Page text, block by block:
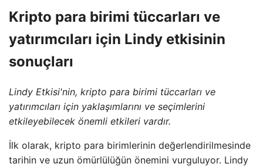
Kripto para birimi tüccarları ve
yatırımcıları için Lindy etkisinin
sonuçları
Lindy Etkisi'nin, kripto para birimi tüccarları ve
yatırımcıları için yaklaşımlarını ve seçimlerini
etkileyebilecek önemli etkileri vardır.
İlk olarak, kripto para birimlerinin değerlendirilmesinde
tarihin ve uzun ömürlülüğün önemini vurguluyor. Lindy